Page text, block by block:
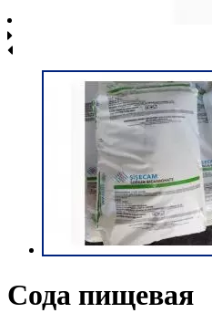
Сода пищевая